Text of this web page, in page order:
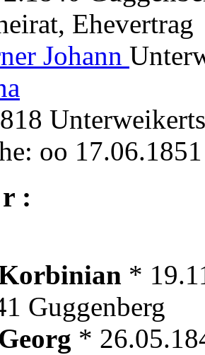
Ehevertrag
Johann
oo
:
*
Guggenberg
*